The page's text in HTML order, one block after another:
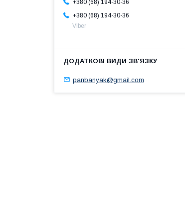
+380 (68) 194-30-36
+380 (68) 194-30-36
Viber
panbanyak@gmail.com